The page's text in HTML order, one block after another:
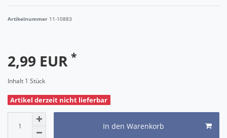
Artikelnummer 11-10883
2,99 EUR *
Inhalt 1 Stück
Artikel derzeit nicht lieferbar
In den Warenkorb